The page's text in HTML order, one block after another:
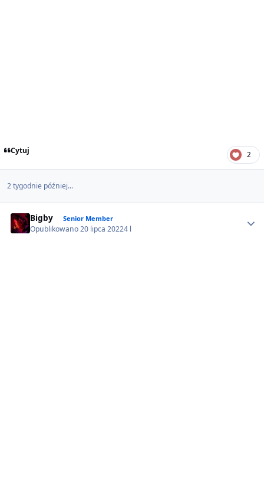
Cytuj 2
2 tygodnie później...
Bigby Senior Member
Opublikowano20 lipca 20224 l